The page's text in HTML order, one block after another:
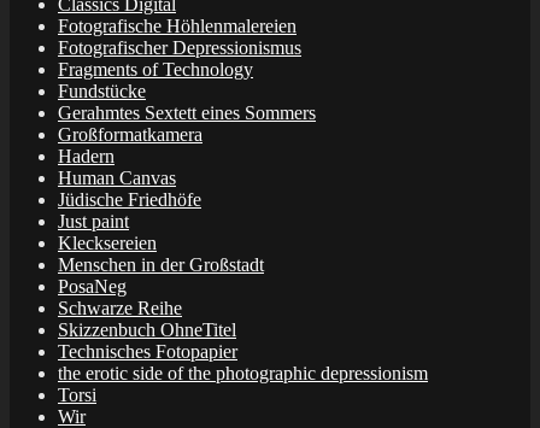
Fotografische Höhlenmalereien
Fotografischer Depressionismus
Fragments of Technology
Fundstücke
Gerahmtes Sextett eines Sommers
Großformatkamera
Hadern
Human Canvas
Jüdische Friedhöfe
Just paint
Klecksereien
Menschen in der Großstadt
PosaNeg
Schwarze Reihe
Skizzenbuch OhneTitel
Technisches Fotopapier
the erotic side of the photographic depressionism
Torsi
Wir